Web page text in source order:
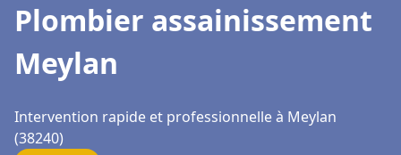
Plombier assainissement
Meylan
Intervention rapide et professionnelle à Meylan
(38240)